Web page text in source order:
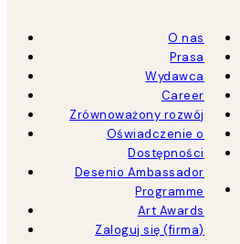
O nas
Prasa
Wydawca
Career
Zrównoważony rozwój
Oświadczenie o
Dostępności
Desenio Ambassador
Programme
Art Awards
Zaloguj się (firma)